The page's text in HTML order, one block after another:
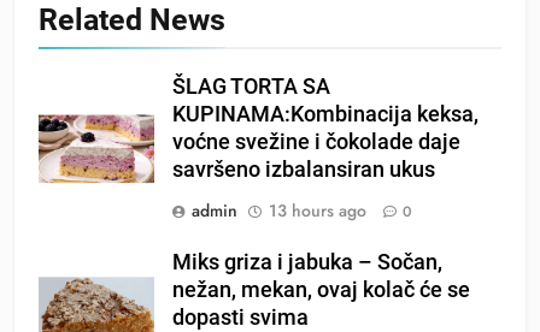
Related News
ŠLAG TORTA SA
KUPINAMA:Kombinacija keksa,
voćne svežine i čokolade daje
savršeno izbalansiran ukus
admin
13 hours ago 0
Miks griza i jabuka – Sočan,
nežan, mekan, ovaj kolač će se
dopasti svima